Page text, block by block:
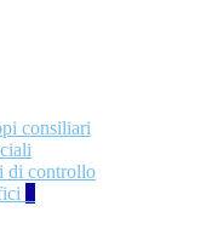
consiliari
di controllo
9